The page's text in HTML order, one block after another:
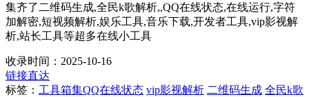
集齐了二维码生成,全民k歌解析,,QQ在线状态,在线运行,字符
加解密,短视频解析,娱乐工具,音乐下载,开发者工具,vip影视解
析,站长工具等超多在线小工具
收录时间：2025-10-16
链接直达
标签： 工具箱集QQ在线状态 vip影视解析 二维码生成 全民k歌